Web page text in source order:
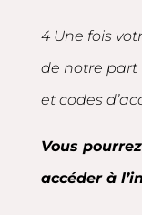
4 Une fois
de notre part
et codes
Vous
accéder à